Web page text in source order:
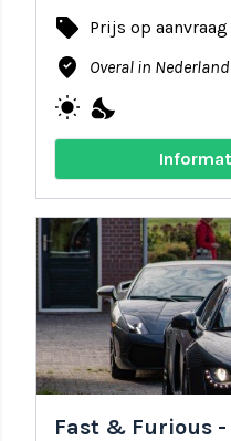
local_offer Prijs op aanvraag
where_to_vote Overal in Nederland
wb_sunny nights_stay
Fast & Furious